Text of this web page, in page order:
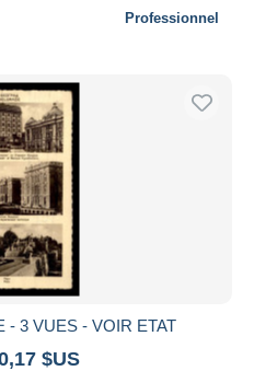
Professionnel
- 3 VUES - VOIR ETAT
$US